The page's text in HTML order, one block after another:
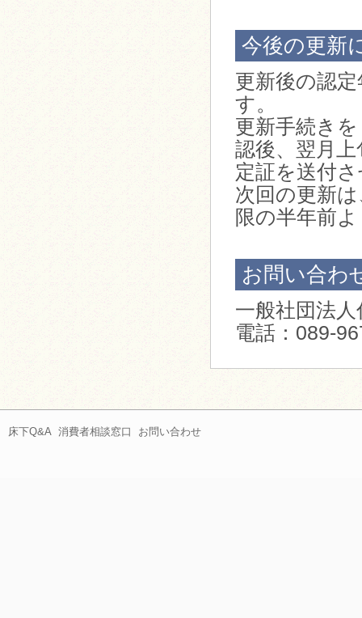
今後の更新
更新後の認
す。
更新手続き
認後、翌月
定証を送付
次回の更新
限の半年前
お問い合わ
一般社団法
電話：089-
床下Q&A 消費者相談窓口 お問い合わせ